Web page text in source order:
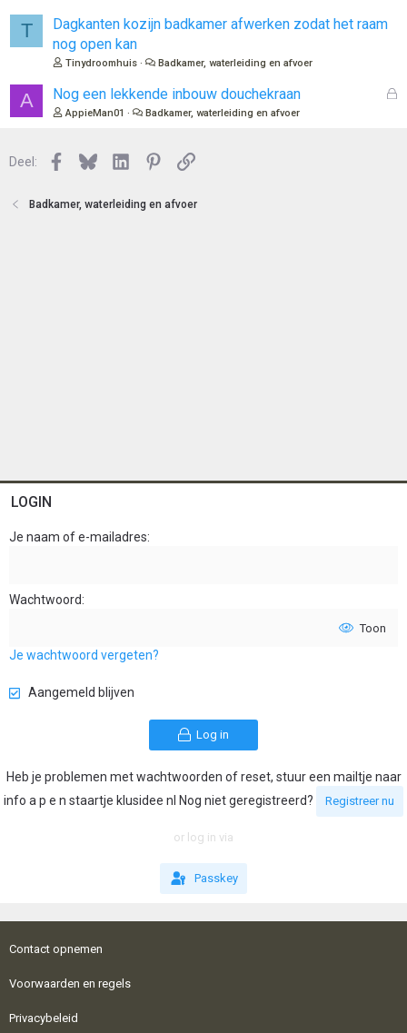
T
Dagkanten kozijn badkamer afwerken zodat het raam
nog open kan
Tinydroomhuis Badkamer, waterleiding en afvoer
A
G
Nog een lekkende inbouw douchekraan
AppieMan01 Badkamer, waterleiding en afvoer
Deel: Facebook
BlueskyLinkedInPinterest
Link
Badkamer, waterleiding en afvoer
LOGIN
Je naam of e-mailadres
Wachtwoord
Toon
Je wachtwoord vergeten?
Aangemeld blijven
Log in
Heb je problemen met wachtwoorden of reset, stuur een mailtje naar
info a p e n staartje klusidee nl Nog niet geregistreerd?
Registreer nu
or log in via
Passkey
Contact opnemen
Voorwaarden en regels
Privacybeleid